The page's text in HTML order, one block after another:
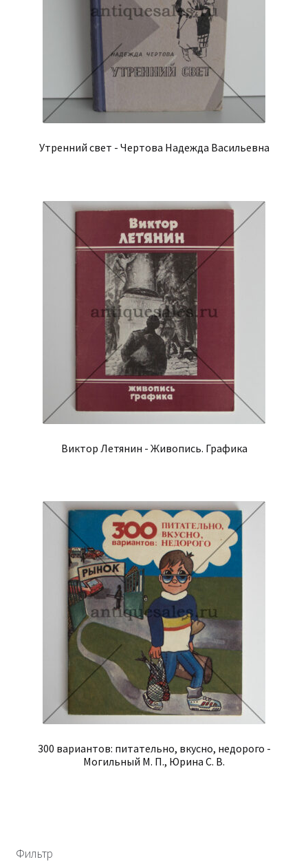
Утренний свет - Чертова Надежда Васильевна
Виктор Летянин - Живопись. Графика
300 вариантов: питательно, вкусно, недорого -
Могильный М. П., Юрина С. В.
Фильтр